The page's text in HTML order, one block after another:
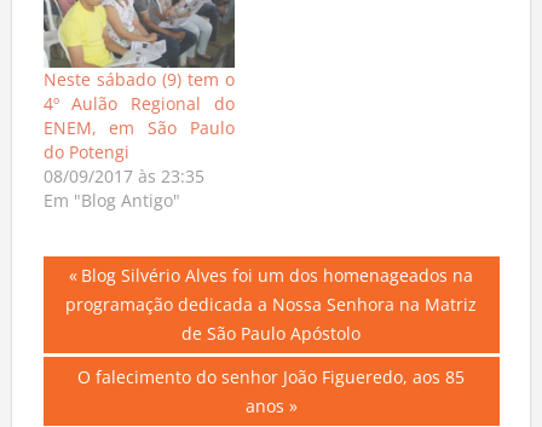
Neste sábado (9) tem o
4º Aulão Regional do
ENEM, em São Paulo
do Potengi
08/09/2017 às 23:35
Em "Blog Antigo"
Navegação
Post
Previous
Post:
Blog Silvério Alves foi um dos homenageados na
programação dedicada a Nossa Senhora na Matriz
de São Paulo Apóstolo
Next
O falecimento do senhor João Figueredo, aos 85
anos